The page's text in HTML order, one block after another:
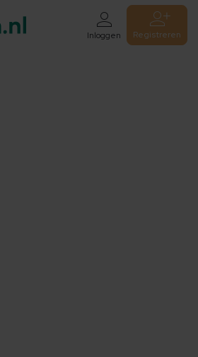
Inloggen Registreren